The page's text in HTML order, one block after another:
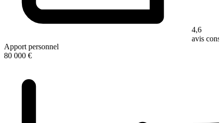
Apport personnel
80 000 €
4,6
avis